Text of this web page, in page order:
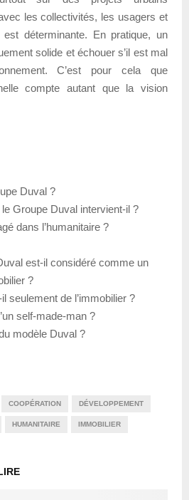
les collectivités, les usagers et
déterminante. En pratique, un
solide et échouer s’il est mal
C’est pour cela que
compte autant que la vision
Duval ?
Groupe Duval intervient-il ?
dans l’humanitaire ?
est-il considéré comme un
?
seulement de l’immobilier ?
self-made-man ?
modèle Duval ?
COOPÉRATION DÉVELOPPEMENT
HUMANITAIRE IMMOBILIER